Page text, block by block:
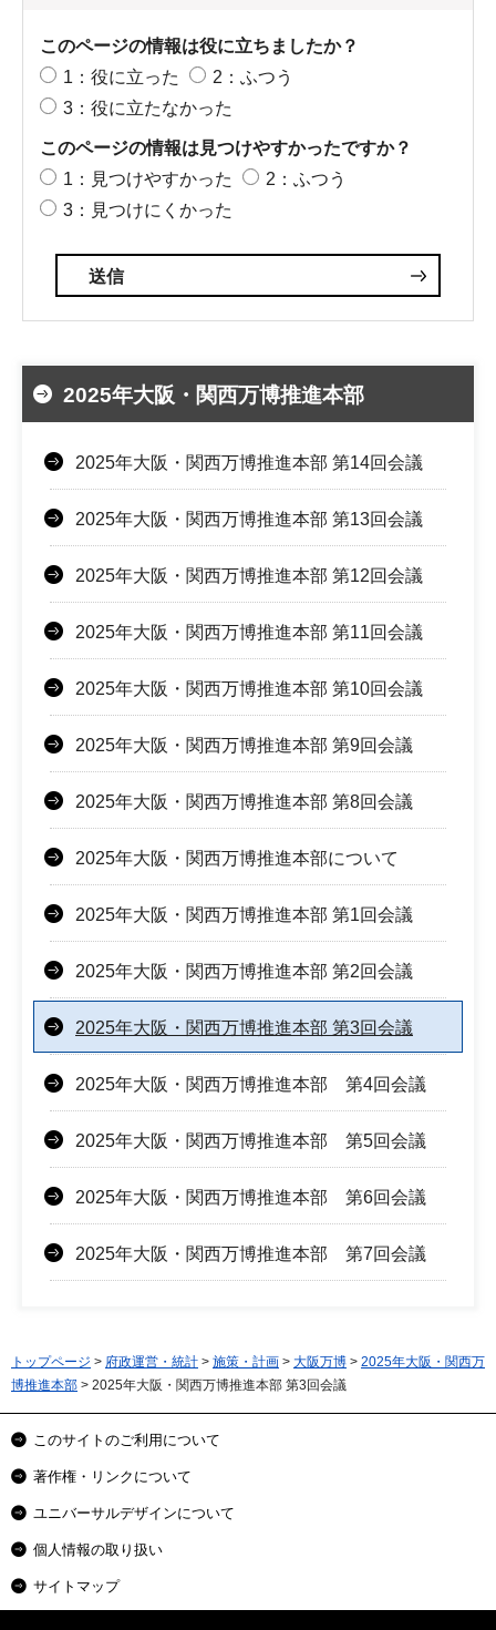
このページの情報は役に立ちましたか？
1：役に立った
2：ふつう
3：役に立たなかった
このページの情報は見つけやすかったですか？
1：見つけやすかった
2：ふつう
3：見つけにくかった
2025年大阪・関西万博推進本部
2025年大阪・関西万博推進本部 第14回会議
2025年大阪・関西万博推進本部 第13回会議
2025年大阪・関西万博推進本部 第12回会議
2025年大阪・関西万博推進本部 第11回会議
2025年大阪・関西万博推進本部 第10回会議
2025年大阪・関西万博推進本部 第9回会議
2025年大阪・関西万博推進本部 第8回会議
2025年大阪・関西万博推進本部について
2025年大阪・関西万博推進本部 第1回会議
2025年大阪・関西万博推進本部 第2回会議
2025年大阪・関西万博推進本部 第3回会議
2025年大阪・関西万博推進本部 第4回会議
2025年大阪・関西万博推進本部 第5回会議
2025年大阪・関西万博推進本部 第6回会議
2025年大阪・関西万博推進本部 第7回会議
トップページ > 府政運営・統計 > 施策・計画 > 大阪万博 > 2025年大阪・関西万
博推進本部 > 2025年大阪・関西万博推進本部 第3回会議
このサイトのご利用について
著作権・リンクについて
ユニバーサルデザインについて
個人情報の取り扱い
サイトマップ